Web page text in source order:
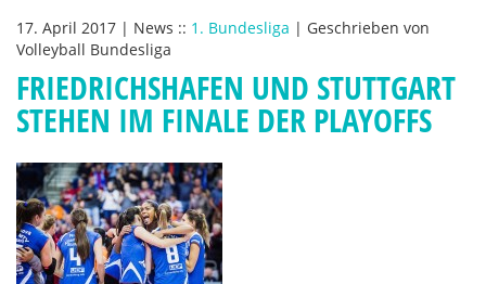
17. April 2017 | News :: 1. Bundesliga | Geschrieben von
Volleyball Bundesliga
FRIEDRICHSHAFEN UND STUTTGART
STEHEN IM FINALE DER PLAYOFFS